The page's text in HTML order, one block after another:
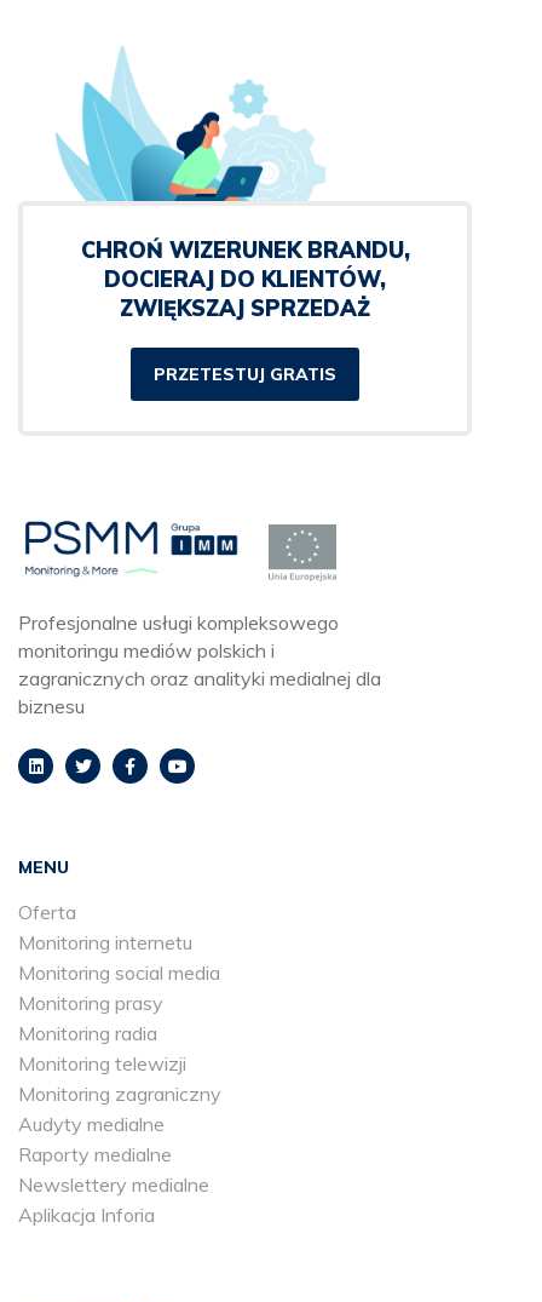
CHROŃ WIZERUNEK BRANDU,
DOCIERAJ DO KLIENTÓW,
ZWIĘKSZAJ SPRZEDAŻ
PRZETESTUJ GRATIS
Profesjonalne usługi kompleksowego
monitoringu mediów polskich i
zagranicznych oraz analityki medialnej dla
biznesu
MENU
Oferta
Monitoring internetu
Monitoring social media
Monitoring prasy
Monitoring radia
Monitoring telewizji
Monitoring zagraniczny
Audyty medialne
Raporty medialne
Newslettery medialne
Aplikacja Inforia